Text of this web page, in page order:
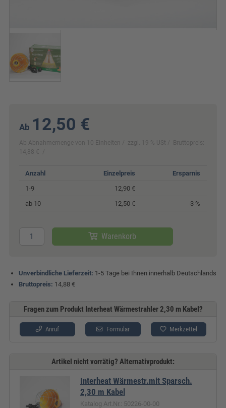
Ab 12,50 €
Ab Abnahmemenge von 10 Einheiten zzgl. 19 % USt
Bruttopreis:
14,88 €
Anzahl Einzelpreis
Ersparnis
1-9
12,90 €
ab 10
12,50 € -3 %
Warenkorb
Unverbindliche Lieferzeit: 1-5 Tage bei Ihnen innerhalb Deutschlands
Bruttopreis: 14,88 €
Fragen zum Produkt Interheat Wärmestrahler 2,30 m Kabel?
Anruf Formular Merkzettel
Artikel nicht vorrätig? Alternativprodukt:
Interheat Wärmestr.mit Sparsch.
2,30 m Kabel
Katalog Art.Nr.: 50226-00-00